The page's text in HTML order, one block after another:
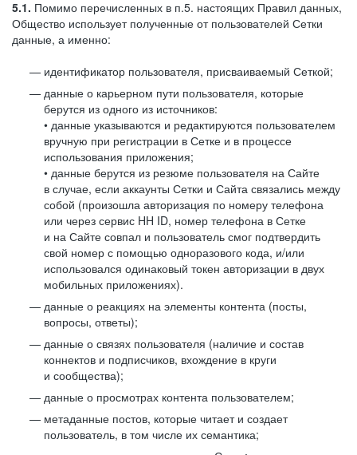
5.1. Помимо перечисленных в п.5. настоящих Правил данных,
Общество использует полученные от пользователей Сетки
данные, а именно:
идентификатор пользователя, присваиваемый Сеткой;
данные о карьерном пути пользователя, которые
берутся из одного из источников:
• данные указываются и редактируются пользователем
вручную при регистрации в Сетке и в процессе
использования приложения;
• данные берутся из резюме пользователя на Сайте
в случае, если аккаунты Сетки и Сайта связались между
собой (произошла авторизация по номеру телефона
или через сервис HH ID, номер телефона в Сетке
и на Сайте совпал и пользователь смог подтвердить
свой номер с помощью одноразового кода, и/или
использовался одинаковый токен авторизации в двух
мобильных приложениях).
данные о реакциях на элементы контента (посты,
вопросы, ответы);
данные о связях пользователя (наличие и состав
коннектов и подписчиков, вхождение в круги
и сообщества);
данные о просмотрах контента пользователем;
метаданные постов, которые читает и создает
пользователь, в том числе их семантика;